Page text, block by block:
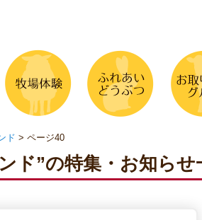
ド > ページ40
ド”の特集・お知らせ